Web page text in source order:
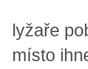
lyžaře
místo